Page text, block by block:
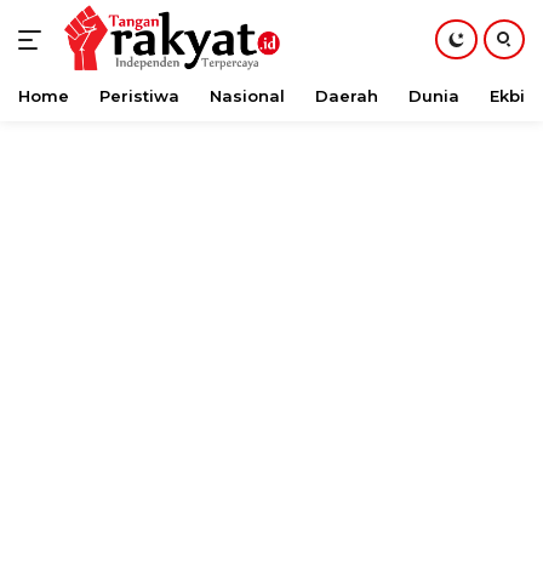
Langsung
Home Peristiwa Nasional Daerah Dunia Ekbis